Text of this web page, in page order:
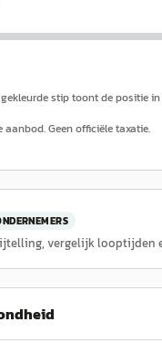
stip toont de positie
Geen officiële taxatie.
vergelijk looptijden